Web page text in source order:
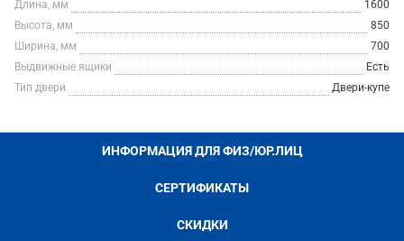
Длина, мм
1600
Высота, мм
850
Ширина, мм
700
Выдвижные ящики
Есть
Тип двери
Двери-купе
ИНФОРМАЦИЯ ДЛЯ ФИЗ/ЮР.ЛИЦ
СЕРТИФИКАТЫ
СКИДКИ